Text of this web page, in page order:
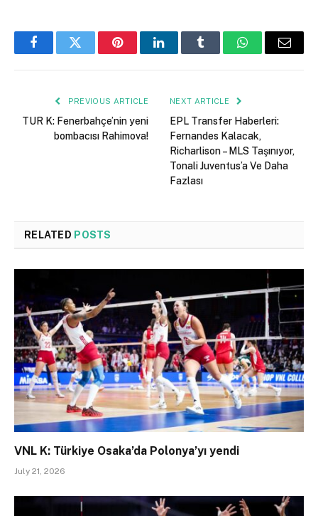
FacebookTwitter PinterestLinkedInTumblr WhatsAppEmail
PREVIOUS ARTICLE
TUR K: Fenerbahçe’nin yeni
bombacısı Rahimova!
NEXT ARTICLE
EPL Transfer Haberleri:
Fernandes Kalacak,
Richarlison – MLS Taşınıyor,
Tonali Juventus’a Ve Daha
Fazlası
RELATED POSTS
VNL K: Türkiye Osaka’da Polonya’yı yendi
July 21, 2026